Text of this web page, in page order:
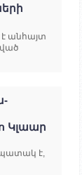
է անհայտ
Կլաար
է,